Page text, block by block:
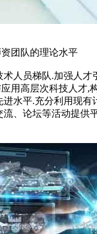
团队的理论水平
人员梯队.加强人
用高层次科技人才
水平.充分利用现
、论坛等活动提